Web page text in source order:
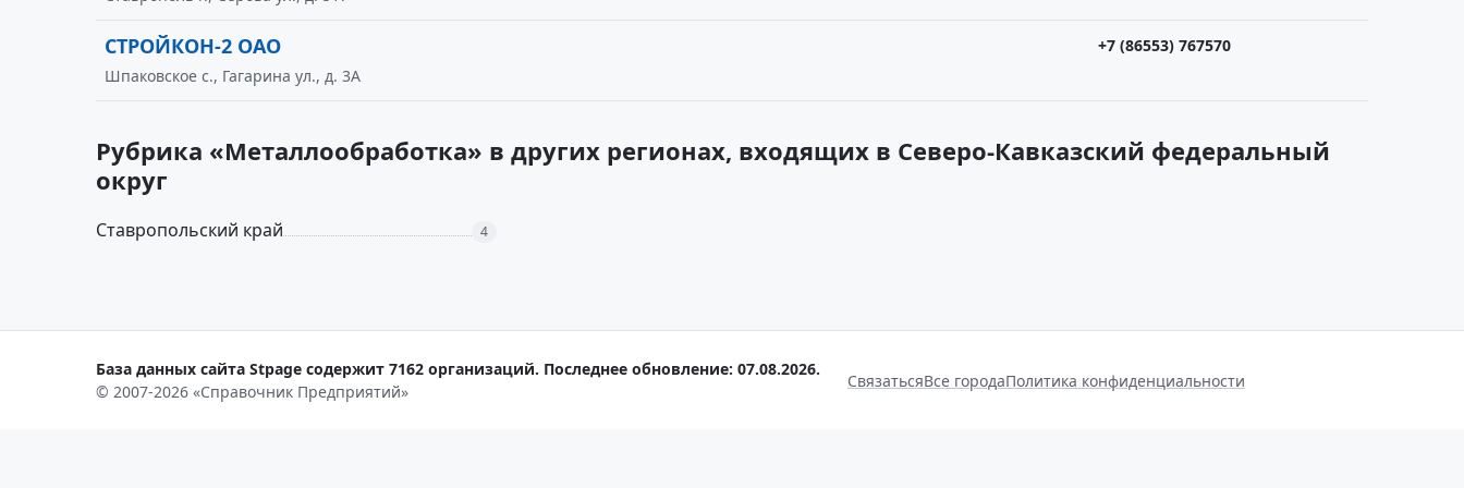
СТРОЙКОН-2 ОАО
+7 (86553) 767570
Шпаковское с., Гагарина ул., д. 3А
Рубрика «Металлообработка» в других регионах, входящих в Северо-Кавказский федеральный
округ
Ставропольский край 4
База данных сайта Stpage содержит 7162 организаций. Последнее обновление: 07.08.2026.
© 2007-2026 «Справочник Предприятий»
СвязатьсяВсе городаПолитика конфиденциальности